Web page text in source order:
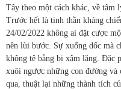
Tây theo một cách khác, về tâm
Trước hết là tinh thần kháng
24/02/2022 không ai đặt cược
nên lùi bước. Sự xuống dốc mà
không tệ bằng bị xâm lăng. Đặc
xuôi ngược những con đường và
qua, thuật lại những thành tích